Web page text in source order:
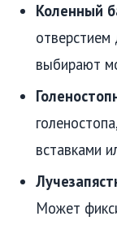
Коленный
выбирают
вставками
Может